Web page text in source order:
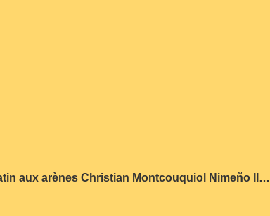
aux arènes Christian Montcouquiol Nimeño II…